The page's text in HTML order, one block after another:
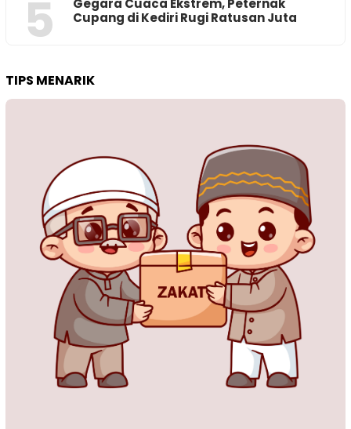
5
‎Gegara Cuaca Ekstrem, Peternak
Cupang di Kediri Rugi Ratusan Juta
TIPS MENARIK